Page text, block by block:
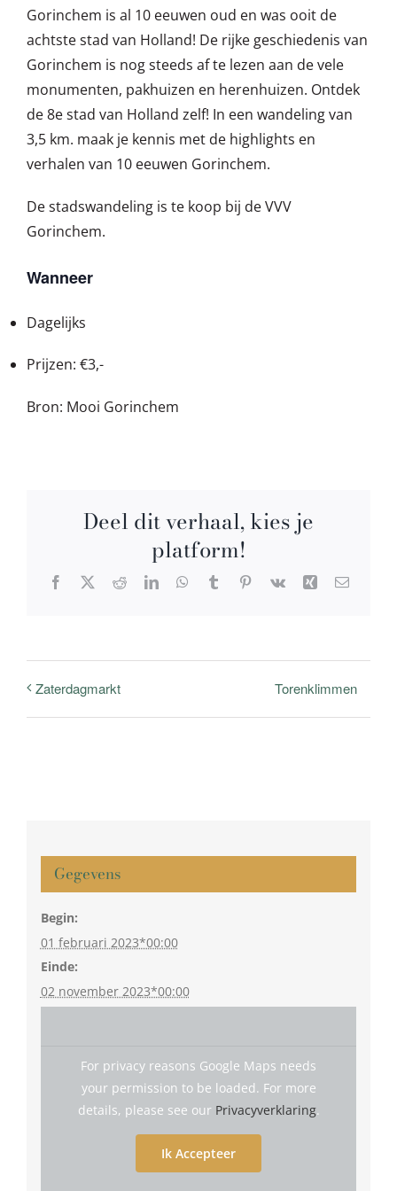
Gorinchem is al 10 eeuwen oud en was ooit de
achtste stad van Holland! De rijke geschiedenis van
Gorinchem is nog steeds af te lezen aan de vele
monumenten, pakhuizen en herenhuizen. Ontdek
de 8e stad van Holland zelf! In een wandeling van
3,5 km. maak je kennis met de highlights en
verhalen van 10 eeuwen Gorinchem.
De stadswandeling is te koop bij de VVV
Gorinchem.
Wanneer
Dagelijks
Prijzen: €3,-
Bron: Mooi Gorinchem
Deel dit verhaal, kies je
platform!
Facebook
X RedditLinkedInWhatsApp
TumblrPinterest
Vk Xing E-
Zaterdagmarkt Torenklimmen
Gegevens
Begin:
01 februari 2023*00:00
Einde:
02 november 2023*00:00
For privacy reasons Google Maps needs
your permission to be loaded. For more
details, please see our Privacyverklaring.
Ik Accepteer